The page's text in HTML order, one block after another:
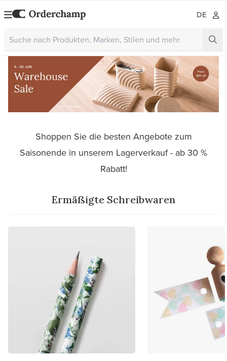
DE
Shoppen Sie die besten Angebote zum
Saisonende in unserem Lagerverkauf - ab 30 %
Rabatt!
Ermäßigte Schreibwaren